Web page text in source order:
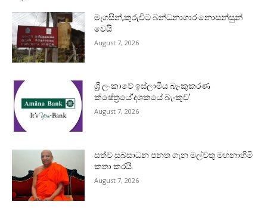
මැගසින්,කුරුවිට බන්ධනාගාර නොසන්සුන්
වෙයි
August 7, 2026
ශ්‍රී ලංකාවේ ඉස්ලාමීය බැංකුකරණ
ක්ෂේත්‍රයේ‘දශකයේ බැංකුව’
August 7, 2026
සත්ව සුබසාධන පනත ගැන මල්වතු මහනාහිමි
කතා කරයි.
August 7, 2026